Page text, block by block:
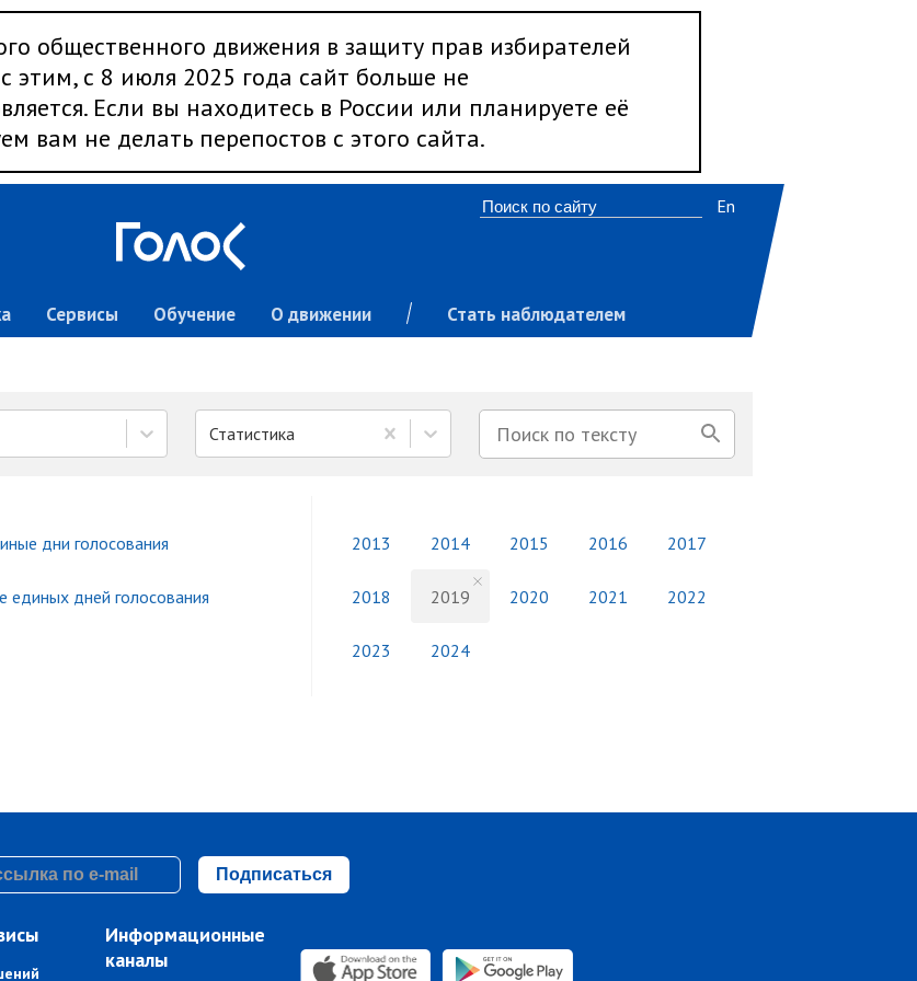
общественного движения в защиту прав избирателей
этим, с 8 июля 2025 года сайт больше не
Если вы находитесь в России или планируете её
вам не делать перепостов с этого сайта.
Сервисы Обучение О движении Стать наблюдателем
En
Статистика
дни голосования
единых дней голосования
2013 2014 2015 2016 2017
2018 2019 2020 2021 2022
2023 2024
Подписаться
Информационные
каналы